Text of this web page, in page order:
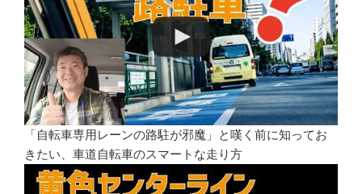
「自転車専用レーンの路駐が邪魔」と嘆く前に知ってお
きたい、車道自転車のスマートな走り方